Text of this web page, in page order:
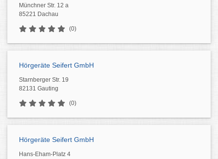
Münchner Str. 12 a
85221 Dachau
(0)
Hörgeräte Seifert GmbH
Starnberger Str. 19
82131 Gauting
(0)
Hörgeräte Seifert GmbH
Hans-Eham-Platz 4